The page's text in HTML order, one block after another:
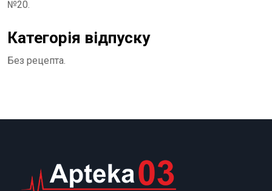
№20.
Категорія відпуску
Без рецепта.